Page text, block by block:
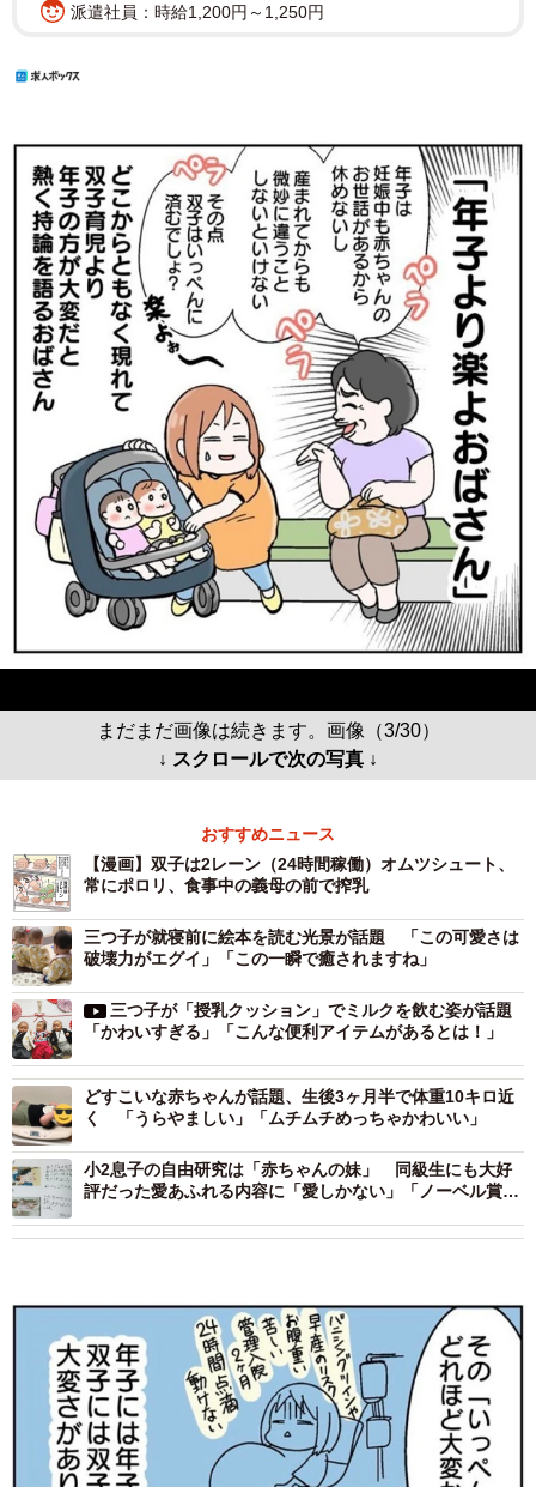
派遣社員：時給1,200円～1,250円
まだまだ画像は続きます。画像（3/30）
↓ スクロールで次の写真 ↓
おすすめニュース
【漫画】双子は2レーン（24時間稼働）オムツシュート、
常にポロリ、食事中の義母の前で搾乳
三つ子が就寝前に絵本を読む光景が話題 「この可愛さは
破壊力がエグイ」「この一瞬で癒されますね」
三つ子が「授乳クッション」でミルクを飲む姿が話題
「かわいすぎる」「こんな便利アイテムがあるとは！」
どすこいな赤ちゃんが話題、生後3ヶ月半で体重10キロ近
く 「うらやましい」「ムチムチめっちゃかわいい」
小2息子の自由研究は「赤ちゃんの妹」 同級生にも大好
評だった愛あふれる内容に「愛しかない」「ノーベル賞も